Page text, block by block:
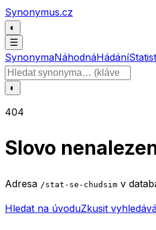
Přeskočit na obsah
Synonymus.cz
◐
☰
SynonymaNáhodnáHádání
Hledat slovo
◐
404
Slovo
Adresa /stat-se-chudsim v
Hledat na úvoduZkusit